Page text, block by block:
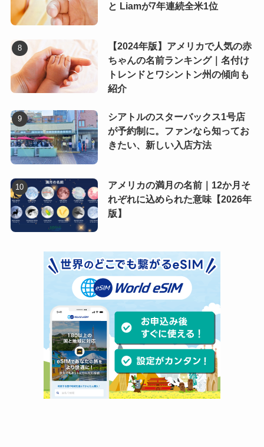
と Liamが7年連続全米1位
【2024年版】アメリカで人気の赤
ちゃんの名前ランキング｜名付け
トレンドとワシントン州の傾向も
紹介
シアトルのスターバックス1号店
が予約制に。ファンなら知ってお
きたい、新しい入店方法
アメリカの満月の名前｜12か月そ
れぞれに込められた意味【2026年
版】